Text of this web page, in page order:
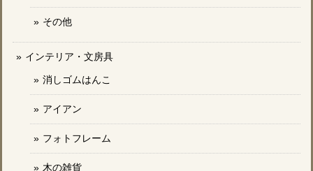
その他
インテリア・文房具
消しゴムはんこ
アイアン
フォトフレーム
木の雑貨